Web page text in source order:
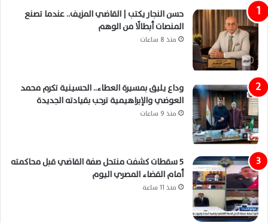
حسن النجار يكتب | القاضي المزيف.. عندما تصنع
المنصات أبطالًا من الوهم
منذ 8 ساعات
وداع يليق بمسيرة العطاء.. الحسينية تكرم محمد
العوضي والإبراهيمية ترحب بقيادته الجديدة
منذ 9 ساعات
5 سقطات كشفت منتحل صفة القاضي قبل محاكمته
أمام القضاء المصري اليوم
منذ 11 ساعة